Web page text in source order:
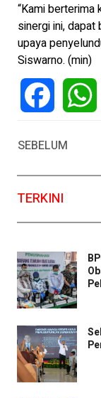
“Kami
sinergi ini,
upaya
Siswarno. (min)
SEBELUM
TERKINI